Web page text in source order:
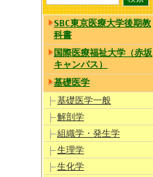
SBC東京医療大学後期教
科書
国際医療福祉大学（赤坂
キャンパス）
基礎医学
基礎医学一般
解剖学
組織学・発生学
生理学
生化学